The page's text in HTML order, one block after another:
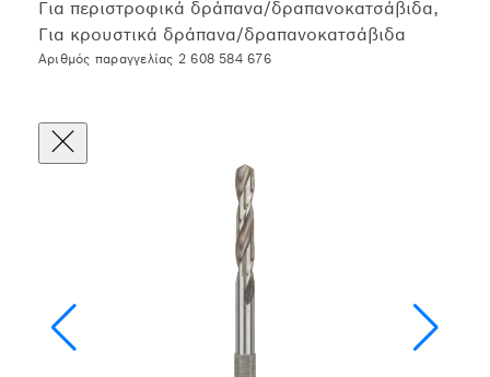
Για περιστροφικά δράπανα/δραπανοκατσάβιδα,
Για κρουστικά δράπανα/δραπανοκατσάβιδα
Αριθμός παραγγελίας 2 608 584 676